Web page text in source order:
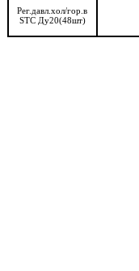
Рег.давл.хол/гор.в
STC Ду20(48шт)